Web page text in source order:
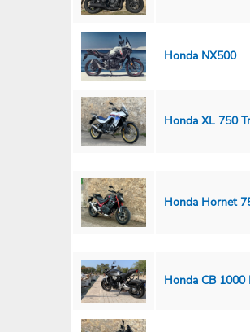
Honda NX500
Honda XL 750
Honda Hornet
Honda CB 1000